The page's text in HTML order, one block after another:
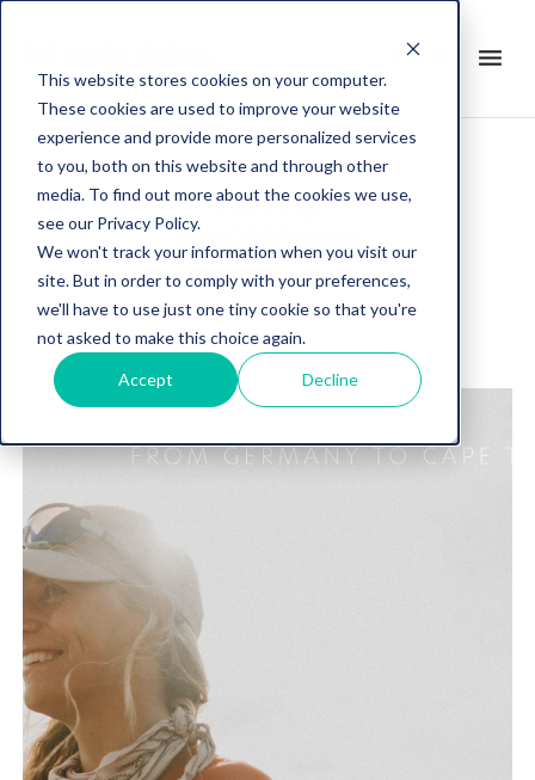
This website stores cookies on your computer.
These cookies are used to improve your website
experience and provide more personalized services
to you, both on this website and through other
media. To find out more about the cookies we use,
see our Privacy Policy.
We won't track your information when you visit our
site. But in order to comply with your preferences,
we'll have to use just one tiny cookie so that you're
not asked to make this choice again.
Accept Decline
menu
search
BIKEPACKING